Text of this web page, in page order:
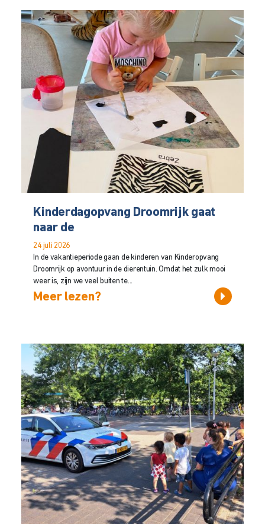
Kinderdagopvang Droomrijk gaat
naar de
24 juli 2026
In de vakantieperiode gaan de kinderen van Kinderopvang
Droomrijk op avontuur in de dierentuin. Omdat het zulk mooi
weer is, zijn we veel buiten te...
Meer lezen?